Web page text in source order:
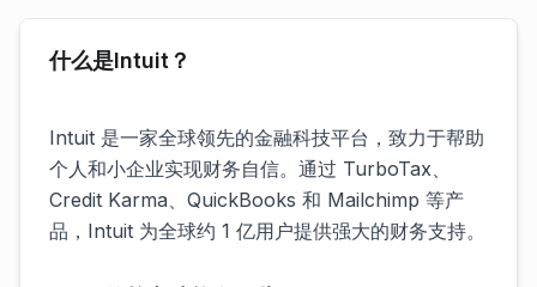
什么是Intuit？
Intuit 是一家全球领先的金融科技平台，致力于帮助
个人和小企业实现财务自信。通过 TurboTax、
Credit Karma、QuickBooks 和 Mailchimp 等产
品，Intuit 为全球约 1 亿用户提供强大的财务支持。